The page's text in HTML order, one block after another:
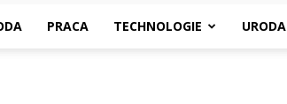
ZaciszeRozmaitosci.pl
PRACA TECHNOLOGIE URODA